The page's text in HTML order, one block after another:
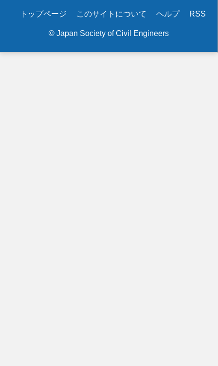
Secondary
トップページ このサイトについて ヘルプ RSS
© Japan Society of Civil Engineers